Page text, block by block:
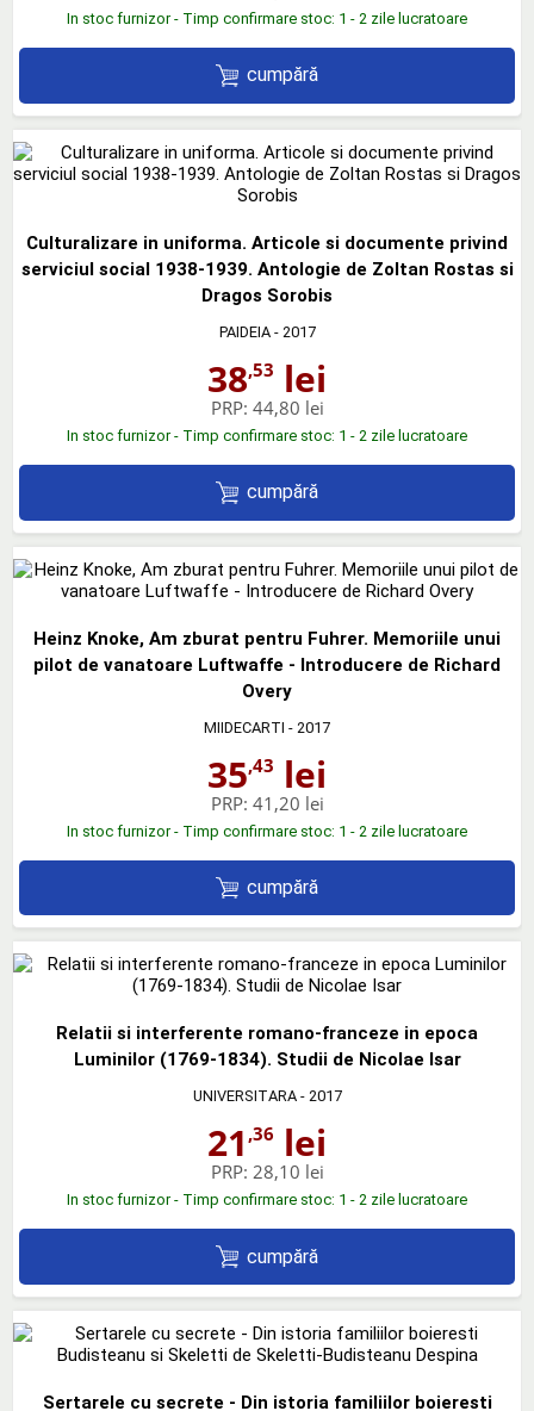
In stoc furnizor - Timp confirmare stoc: 1 - 2 zile lucratoare
cumpără
Culturalizare in uniforma. Articole si documente privind
serviciul social 1938-1939. Antologie de Zoltan Rostas si
Dragos Sorobis
PAIDEIA- 2017
38,53 lei
PRP: 44,80 lei
In stoc furnizor - Timp confirmare stoc: 1 - 2 zile lucratoare
cumpără
Heinz Knoke, Am zburat pentru Fuhrer. Memoriile unui
pilot de vanatoare Luftwaffe - Introducere de Richard
Overy
MIIDECARTI - 2017
35,43 lei
PRP: 41,20 lei
In stoc furnizor - Timp confirmare stoc: 1 - 2 zile lucratoare
cumpără
Relatii si interferente romano-franceze in epoca
Luminilor (1769-1834). Studii de Nicolae Isar
UNIVERSITARA- 2017
21 ,36 lei
PRP: 28,10 lei
In stoc furnizor - Timp confirmare stoc: 1 - 2 zile lucratoare
cumpără
Sertarele cu secrete - Din istoria familiilor boieresti